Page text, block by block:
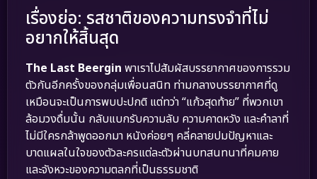
เรื่องย่อ: รสชาติของความทรงจำที่ไม่
อยากให้สิ้นสุด
The Last Beergin พาเราไปสัมผัสบรรยากาศของการรวม
ตัวกันอีกครั้งของกลุ่มเพื่อนสนิท ท่ามกลางบรรยากาศที่ดู
เหมือนจะเป็นการพบปะปกติ แต่ทว่า “แก้วสุดท้าย” ที่พวกเขา
ล้อมวงดื่มนั้น กลับแบกรับความลับ ความคาดหวัง และคำลาที่
ไม่มีใครกล้าพูดออกมา หนังค่อยๆ คลี่คลายปมปัญหาและ
บาดแผลในใจของตัวละครแต่ละตัวผ่านบทสนทนาที่คมคาย
และจังหวะของความตลกที่เป็นธรรมชาติ